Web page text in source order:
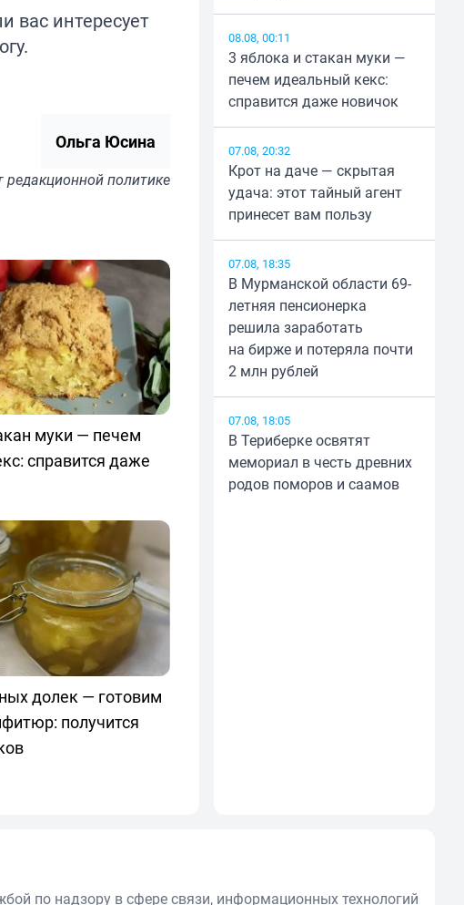
вас интересует
Ольга Юсина
редакционной политике
муки — печем
справится даже
долек — готовим
получится
08.08, 00:11
3 яблока и стакан муки —
печем идеальный кекс:
справится даже новичок
07.08, 20:32
Крот на даче — скрытая
удача: этот тайный агент
принесет вам пользу
07.08, 18:35
В Мурманской области 69-
летняя пенсионерка
решила заработать
на бирже и потеряла почти
2 млн рублей
07.08, 18:05
В Териберке освятят
мемориал в честь древних
родов поморов и саамов
по надзору в сфере связи, информационных технологий